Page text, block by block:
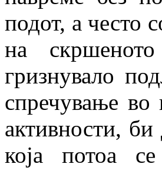
подот, а често
на
гризнувало
спречување во
активности, би
која потоа